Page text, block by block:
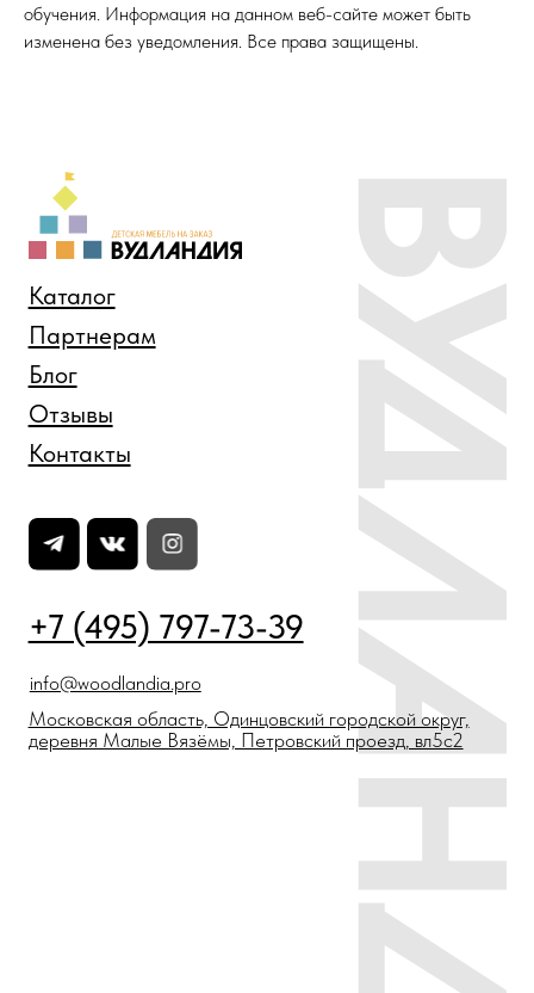
обучения. Информация на данном веб-сайте может быть
изменена без уведомления. Все права защищены.